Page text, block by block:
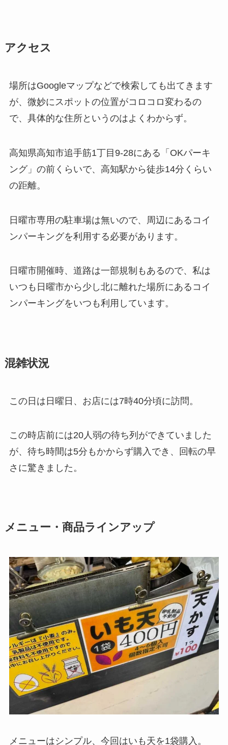
アクセス
場所はGoogleマップなどで検索しても出てきます
が、微妙にスポットの位置がコロコロ変わるの
で、具体的な住所というのはよくわからず。
高知県高知市追手筋1丁目9-28にある「OKパーキ
ング」の前くらいで、高知駅から徒歩14分くらい
の距離。
日曜市専用の駐車場は無いので、周辺にあるコイ
ンパーキングを利用する必要があります。
日曜市開催時、道路は一部規制もあるので、私は
いつも日曜市から少し北に離れた場所にあるコイ
ンパーキングをいつも利用しています。
混雑状況
この日は日曜日、お店には7時40分頃に訪問。
この時店前には20人弱の待ち列ができていました
が、待ち時間は5分もかからず購入でき、回転の早
さに驚きました。
メニュー・商品ラインアップ
メニューはシンプル、今回はいも天を1袋購入。